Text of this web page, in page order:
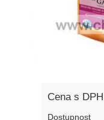
Cena s DPH
Dostupnost